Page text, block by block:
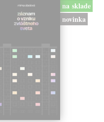
na sklade
novinka